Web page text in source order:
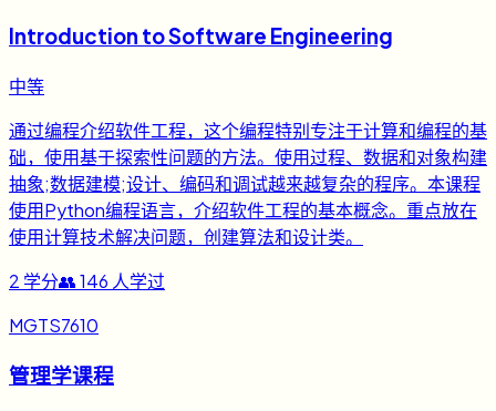
Introduction to Software Engineering
中等
通过编程介绍软件工程，这个编程特别专注于计算和编程的基
础，使用基于探索性问题的方法。使用过程、数据和对象构建
抽象;数据建模;设计、编码和调试越来越复杂的程序。本课程
使用Python编程语言，介绍软件工程的基本概念。重点放在
使用计算技术解决问题，创建算法和设计类。
2 学分👥146 人学过
MGTS7610
管理学课程